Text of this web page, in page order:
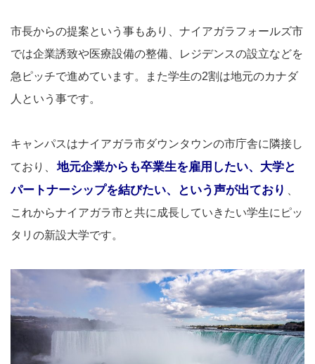
市長からの提案という事もあり、ナイアガラフォールズ市
では企業誘致や医療設備の整備、レジデンスの設立などを
急ピッチで進めています。また学生の2割は地元のカナダ
人という事です。
キャンパスはナイアガラ市ダウンタウンの市庁舎に隣接し
ており、
地元企業からも卒業生を雇用したい、大学と
パートナーシップを結びたい、という声が出ており
これからナイアガラ市と共に成長していきたい学生にピッ
タリの新設大学です。